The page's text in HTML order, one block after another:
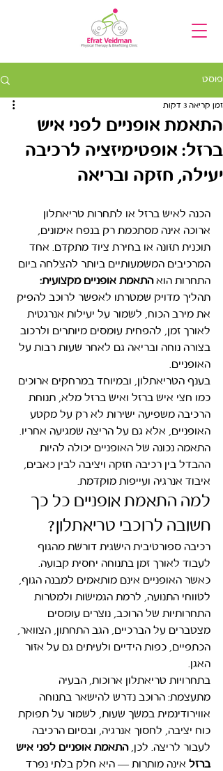
פוסט
התאמת אופניים לפני איש
ברזל: אופטימיזציה לרכיבה
יעילה, חזקה ובריאה
זמן קריאה 3 דקות
הכנה לאיש ברזל או לתחרות טריאתלון
ארוכה אינה מסתכמת רק בנפח אימונים,
תוכנית תזונה או בחירת ציוד מתקדם. אחד
המרכיבים המשמעותיים ביותר להצלחה ביום
התחרות הוא התאמת אופניים מקצועית:
תהליך מדויק שמטרתו לאפשר לרוכב להפיק
את מירב הכוח, לשמור על יעילות אנרגטית
לאורך זמן, להפחית עומסים מיותרים ולרכוב
בצורה נוחה ובריאה גם לאחר שעות רבות על
האופניים.
בענף הטריאתלון, ובמיוחד במרחקים ארוכים
כמו חצי איש ברזל ואיש ברזל מלא, תנוחת
הרכיבה משפיעה ישירות לא רק על מקטע
האופניים, אלא גם על הריצה שמגיעה אחריו.
התאמה נכונה של האופניים יכולה להיות
ההבדל בין רכיבה חזקה ויציבה לבין כאבים,
איבוד אנרגיה ועייפות מוקדמת.
למה התאמת אופניים כל כך
חשובה לרוכבי טריאתלון?
רכיבה ספורטיבית הישגית דורשת מהגוף
לעבוד לאורך זמן בתנוחה יחסית קבועה.
כאשר האופניים אינם מותאמים למבנה הגוף,
לטווחי התנועה, לרמת הגמישות ולמטרות
התחרותיות של הרוכב, נוצרים עומסים
מצטברים על הברכיים, הגב התחתון, הצוואר,
הכתפיים, כפות הידיים ולעיתים גם על אזור
האגן.
בתחרויות טריאתלון ארוכות, הבעיה
מתעצמת: הרוכב נדרש להישאר בתנוחה
אווירודינמית במשך שעות, לשמור על תפוקת
כוח יציבה, לחסוך אנרגיה, ובסיום הרכיבה
לעבור לריצה. לכן, התאמת אופניים לפני איש
ברזל אינה מותרות — היא חלק בלתי נפרד